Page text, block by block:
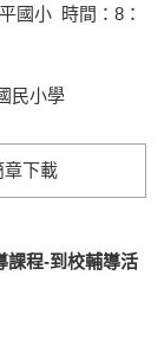
國小 時間：8：
民小學
章下載
課程-到校輔導活